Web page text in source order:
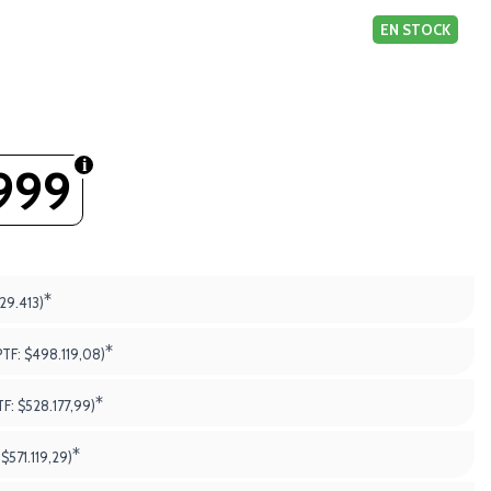
EN STOCK
*
$498.119,08)*
$528.177,99)*
$571.119,29)*